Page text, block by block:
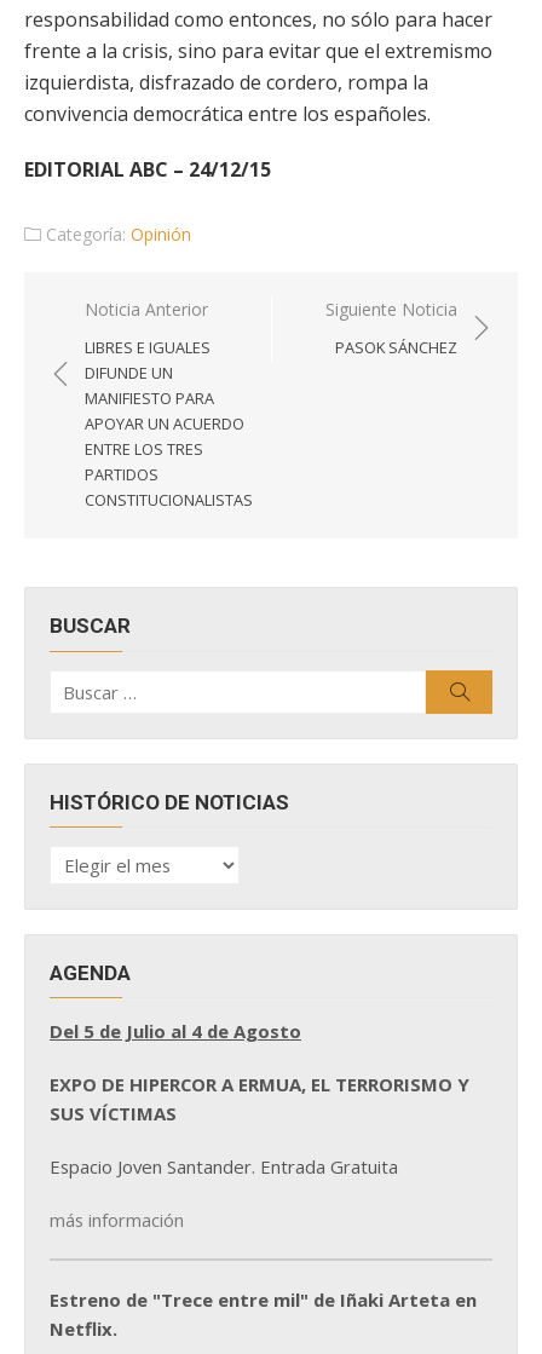
responsabilidad como entonces, no sólo para hacer
frente a la crisis, sino para evitar que el extremismo
izquierdista, disfrazado de cordero, rompa la
convivencia democrática entre los españoles.
EDITORIAL ABC – 24/12/15
Categoría: Opinión
Navegación
entradas
Noticia Anterior
LIBRES E IGUALES
DIFUNDE UN
MANIFIESTO PARA
APOYAR UN ACUERDO
ENTRE LOS TRES
PARTIDOS
CONSTITUCIONALISTAS
Siguiente Noticia
PASOK SÁNCHEZ
BUSCAR
por:
HISTÓRICO DE NOTICIAS
HISTÓRICO
DE
AGENDA
Del 5 de Julio al 4 de Agosto
EXPO DE HIPERCOR A ERMUA, EL TERRORISMO Y
SUS VÍCTIMAS
Espacio Joven Santander. Entrada Gratuita
más información
Estreno de "Trece entre mil" de Iñaki Arteta en
Netflix.